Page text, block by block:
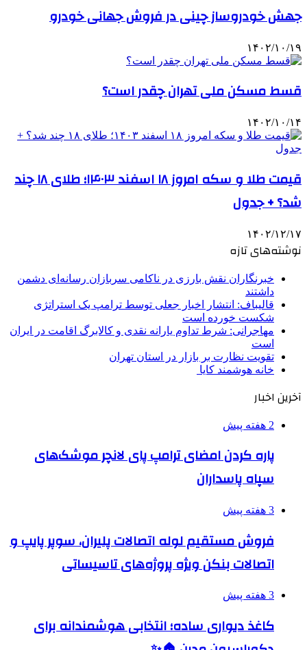
جهش خودروساز چینی در فروش جهانی خودرو
۱۴۰۲/۱۰/۱۹
قسط مسکن ملی تهران چقدر است؟
۱۴۰۲/۱۰/۱۴
قیمت طلا و سکه امروز ۱۸ اسفند ۱۴۰۳؛ طلای ۱۸ چند
شد؟ + جدول
۱۴۰۲/۱۲/۱۷
نوشته‌های تازه
خبرنگاران نقش بارزی در ناکامی سربازان رسانه‌ای دشمن
داشتند
قالیباف: انتشار اخبار جعلی توسط ترامپ یک استراتژی
شکست خورده است
مهاجرانی: شرط تداوم یارانه نقدی و کالابرگ اقامت در ایران
است
تقویت نظارت بر بازار در استان تهران
خانه هوشمند کایا
آخرین اخبار
2 هفته پیش
پاره کردن امضای ترامپ پای لانچر موشک‌های
سپاه پاسداران
3 هفته پیش
فروش مستقیم لوله اتصالات پلیران، سوپر پایپ و
اتصالات بنکن ویژه پروژه‌های تاسیساتی
3 هفته پیش
کاغذ دیواری ساده؛ انتخابی هوشمندانه برای